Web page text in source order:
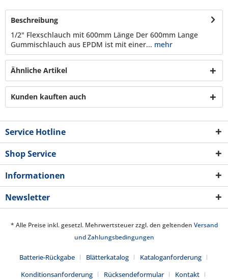
Beschreibung
1/2" Flexschlauch mit 600mm Länge Der 600mm Lange
Gummischlauch aus EPDM ist mit einer... mehr
Ähnliche Artikel
Kunden kauften auch
Service Hotline
Shop Service
Informationen
Newsletter
* Alle Preise inkl. gesetzl. Mehrwertsteuer zzgl. den geltenden Versand
und Zahlungsbedingungen
Batterie-Rückgabe Blätterkatalog
Kataloganforderung
Konditionsanforderung
Rücksendeformular Kontakt